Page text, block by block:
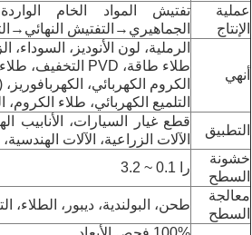
عملية
الإنتاج
تفتيش المواد الخام
الجماهيري→التفتيش
أنهي
الرملية، لون الأنوديز، السوداء،
طلاء طاقة، PVD التخفيف، طلاء التيتانيوم، الكهرباء
الكروم الكهربائي، الكهربافوريز، QPQ ((Quench-Polish-Quench) ،
التلميع الكهربائي، طلاء الكروم،
التطبيق
قطع غيار السيارات، الأنابيب
الآلات الزراعية، الآلات
خشونة
السطح
را 0.1 ~ 3.2
معالجة
السطح
طحن، البولندية، ديبور، الطلاء،